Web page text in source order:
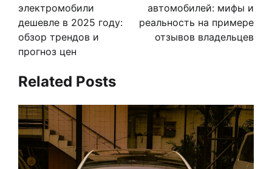
записям
электромобили
дешевле в 2025 году:
обзор трендов и
прогноз цен
автомобилей: мифы и
реальность на примере
отзывов владельцев
Related Posts